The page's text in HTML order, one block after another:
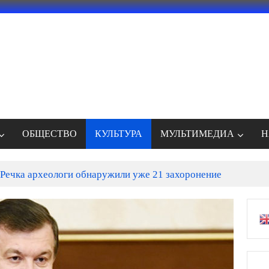
ОБЩЕСТВО КУЛЬТУРА МУЛЬТИМЕДИА
археологи обнаружили уже 21 захоронение